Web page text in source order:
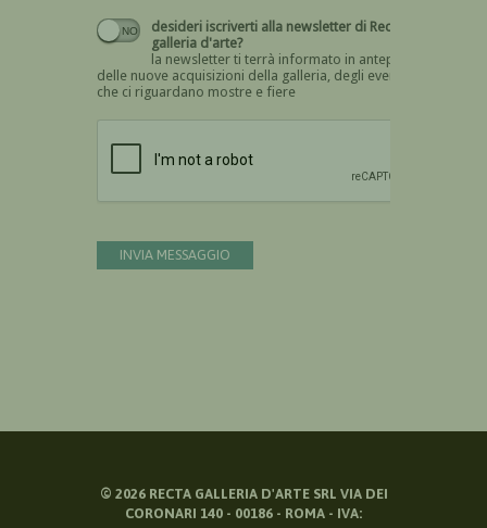
desideri iscriverti alla newsletter di Recta
galleria d'arte?
la newsletter ti terrà informato in anteprima
delle nuove acquisizioni della galleria, degli eventi
che ci riguardano mostre e fiere
INVIA MESSAGGIO
© 2026RECTA GALLERIA D'ARTE SRL VIA DEI
CORONARI 140 - 00186 - ROMA - IVA: